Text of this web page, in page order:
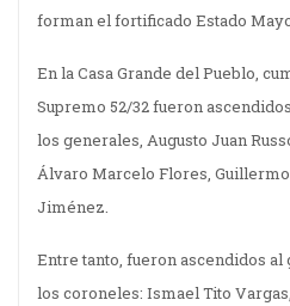
forman el fortificado Estado
En la Casa Grande del Pueblo,
Supremo 52/32 fueron
los generales, Augusto Juan
Álvaro Marcelo Flores,
Jiménez.
Entre tanto, fueron ascendidos
los coroneles: Ismael Tito